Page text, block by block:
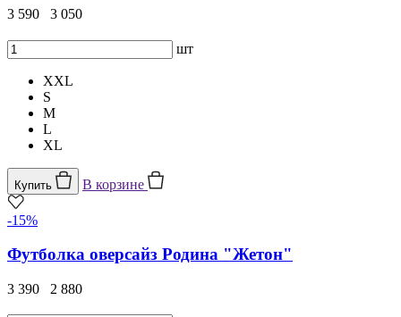
3 590 3 050
шт
XXL
S
M
L
XL
Купить В корзине
-15%
Футболка оверсайз Родина "Жетон"
3 390 2 880